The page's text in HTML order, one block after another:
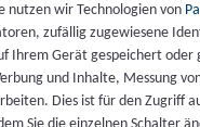
nutzen wir Technologien von
zufällig zugewiesene
Ihrem Gerät gespeichert
und Inhalte, Messung
Dies ist für den Zugriff
Sie die einzelnen Schalter